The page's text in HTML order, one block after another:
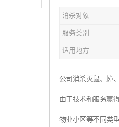
消杀对象
服务类别
适用地方
公司消杀灭鼠、蟑
由于技术和服务赢
物业小区等不同类